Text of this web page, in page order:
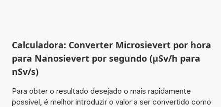
Calculadora: Converter Microsievert por hora
para Nanosievert por segundo (µSv/h para
nSv/s)
Para obter o resultado desejado o mais rapidamente
possível, é melhor introduzir o valor a ser convertido como